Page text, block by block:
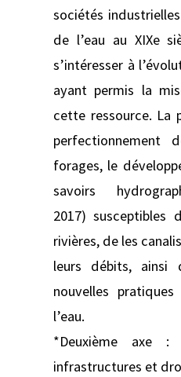
sociétés
de l’eau au XIXe
s’intéresser à
ayant permis la
cette ressource. La
perfectionnement
forages, le
savoirs
2017) susceptibles
rivières, de les
leurs débits, ainsi
nouvelles
l’eau.
*Deuxième axe
infrastructures et